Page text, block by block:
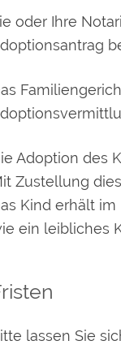
oder Ihre
Adoption des
Zustellung
Kind erhält
ein leibliches
lassen Sie